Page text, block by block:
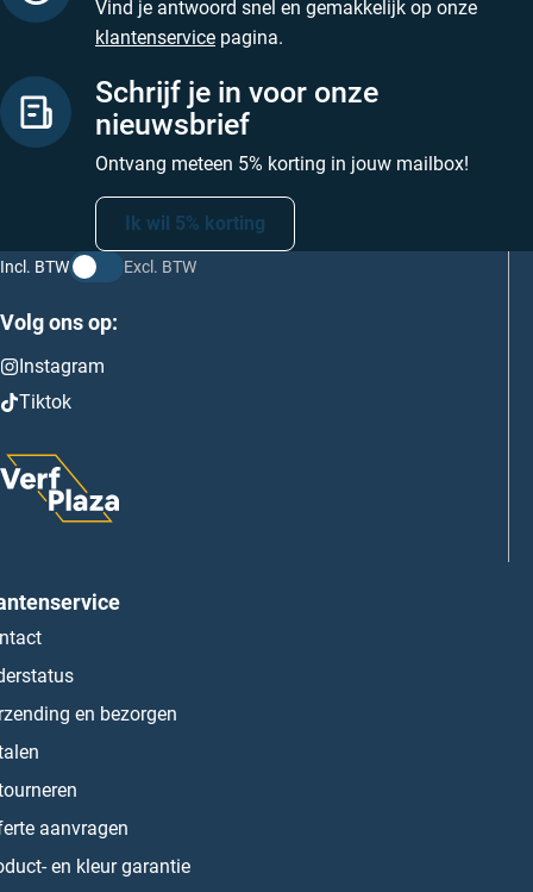
Vind je antwoord snel en gemakkelijk op onze
klantenservice pagina.
Schrijf je in voor onze
nieuwsbrief
Ontvang meteen 5% korting in jouw mailbox!
Ik wil 5% korting
Incl. BTW Excl. BTW
Volg ons op:
Instagram
Tiktok
en bezorgen
aanvragen
en kleur garantie